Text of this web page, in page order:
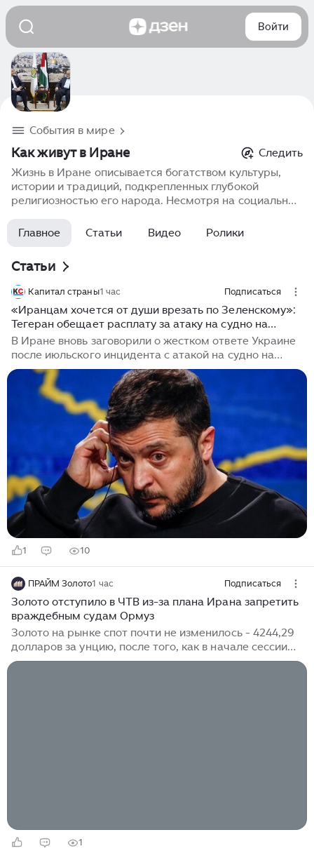
Войти
События в мире
Как живут в Иране
Следить
Жизнь в Иране описывается богатством культуры,
истории и традиций, подкрепленных глубокой
религиозностью его народа. Несмотря на социальные
гостеприимством, дружелюбием и страстью к
искусству, науке и образованию.
Главное Статьи Видео Ролики
Статьи
Капитал страны1 час Подписаться
«Иранцам хочется от души врезать по Зеленскому»:
Тегеран обещает расплату за атаку на судно на
Каспии
В Иране вновь заговорили о жестком ответе Украине
после июльского инцидента с атакой на судно на
Каспии. В Тегеране утверждают, что располагают
доказательствами преднамеренного удара, и
требуют компенсации за повреждение корабля и
гибель члена экипажа. По словам официального
представителя МИД Ирана, в столице республики не
считают случившееся случайностью, несмотря на
заявления украинской стороны. В Иране настаивают:
собранные материалы указывают на то, что атака
была совершена сознательно, а не по ошибке...
1 10
ПРАЙМ Золото1 час Подписаться
Золото отступило в ЧТВ из-за плана Ирана запретить
враждебным судам Ормуз
Золото на рынке спот почти не изменилось - 4244,29
долларов за унцию, после того, как в начале сессии
достигло самого высокого уровня с 18 июня, и роста
1